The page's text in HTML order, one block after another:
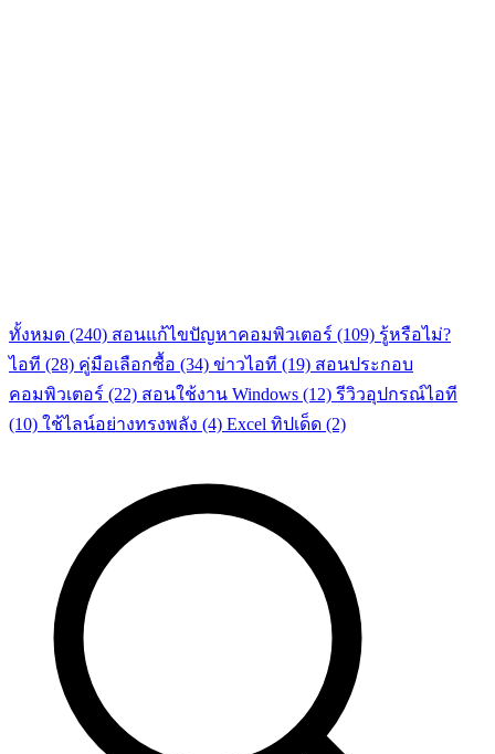
ทั้งหมด (240) สอนแก้ไขปัญหาคอมพิวเตอร์ (109) รู้หรือไม่?
ไอที (28) คู่มือเลือกซื้อ (34) ข่าวไอที (19) สอนประกอบ
คอมพิวเตอร์ (22) สอนใช้งาน Windows (12) รีวิวอุปกรณ์ไอที
(10) ใช้ไลน์อย่างทรงพลัง (4) Excel ทิปเด็ด (2)